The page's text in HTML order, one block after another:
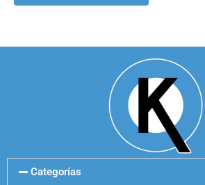
Categorías